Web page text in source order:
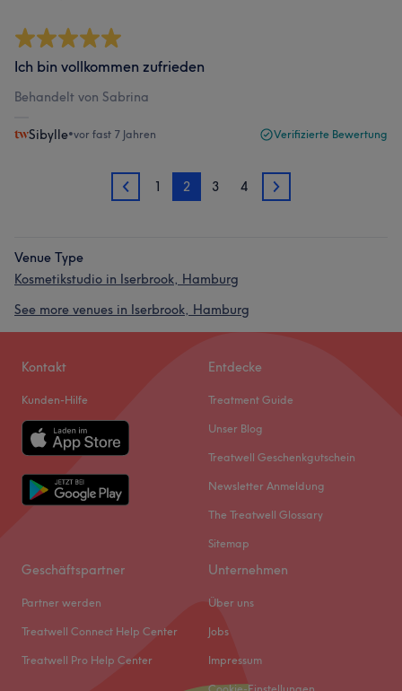
Ich bin vollkommen zufrieden
Behandelt von Sabrina
Sibylle•vor fast 7 Jahren Verifizierte Bewertung
1 1 2 3 4 3
Venue Type
Kosmetikstudio in Iserbrook, Hamburg
See more venues in Iserbrook, Hamburg
Kontakt
Kunden-Hilfe
Entdecke
Treatment Guide
Unser Blog
Treatwell Geschenkgutschein
Newsletter Anmeldung
The Treatwell Glossary
Sitemap
Geschäftspartner
Partner werden
Treatwell Connect Help Center
Treatwell Pro Help Center
Unternehmen
Über uns
Jobs
Impressum